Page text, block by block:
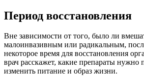
Период восстановления
Вне зависимости от того, было ли
малоинвазивным или радикальным,
некоторое время для восстановления
врач расскажет, какие препараты нужно
изменить питание и образ жизни.